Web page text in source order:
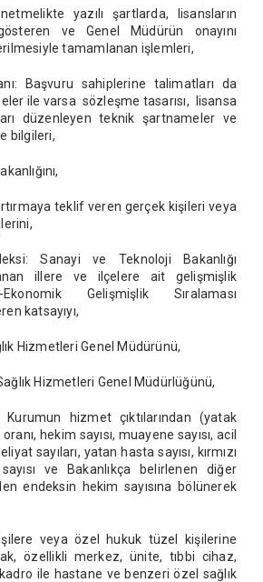
yazılı şartlarda, lisansların
ve Genel Müdürün onayını
tamamlanan işlemleri,
Başvuru sahiplerine talimatları da
ile varsa sözleşme tasarısı, lisansa
düzenleyen teknik şartnameler ve
bilgileri,
teklif veren gerçek kişileri veya
Sanayi ve Teknoloji Bakanlığı
illere ve ilçelere ait gelişmişlik
Gelişmişlik Sıralaması
katsayıyı,
Hizmetleri Genel Müdürünü,
Hizmetleri Genel Müdürlüğünü,
hizmet çıktılarından (yatak
hekim sayısı, muayene sayısı, acil
sayıları, yatan hasta sayısı, kırmızı
ve Bakanlıkça belirlenen diğer
endeksin hekim sayısına bölünerek
veya özel hukuk tüzel kişilerine
özellikli merkez, ünite, tıbbi cihaz,
ile hastane ve benzeri özel sağlık